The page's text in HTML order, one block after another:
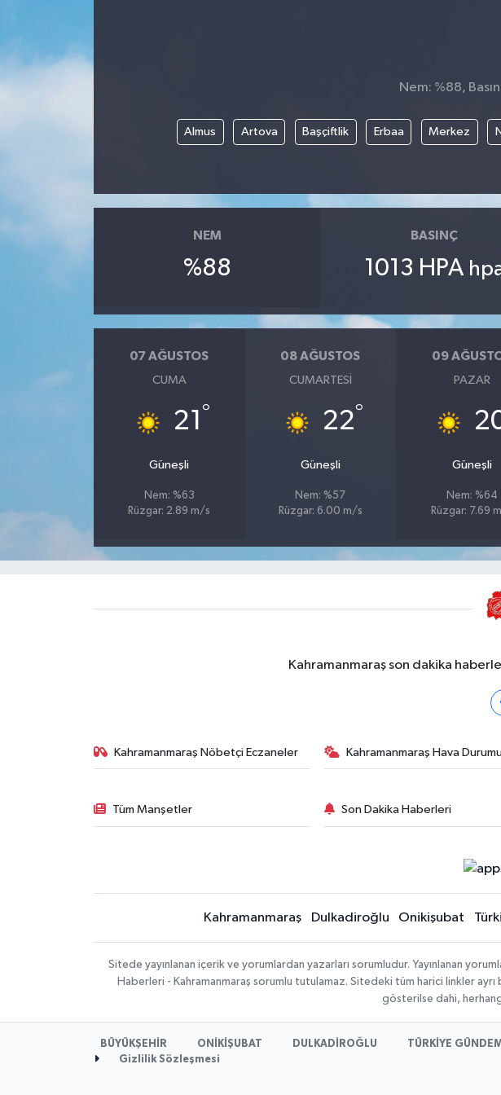
Nem: %88,
Almus Artova Başçiftlik Erbaa Merkez
NEM
%88
BASINÇ
1013 HPA
07 AĞUSTOS
CUMA
21 °
Güneşli
Nem: %63
Rüzgar: 2.89 m/s
08 AĞUSTOS
CUMARTESI
22°
Güneşli
Nem: %57
Rüzgar: 6.00 m/s
09
PAZAR
Güneşli
Nem: %64
Rüzgar: 7.69
Kahramanmaraş son dakika
Kahramanmaraş Nöbetçi Eczaneler Kahramanmaraş Hava
Tüm Manşetler Son Dakika Haberleri
Kahramanmaraş Dulkadiroğlu Onikişubat
Sitede yayınlanan içerik ve yorumlardan yazarları sorumludur. Yayınlanan
Haberleri - Kahramanmaraş sorumlu tutulamaz. Sitedeki tüm harici linkler ayrı
gösterilse dahi,
BÜYÜKŞEHİR ONİKİŞUBAT DULKADİROĞLU TÜRKİYE
Gizlilik Sözleşmesi